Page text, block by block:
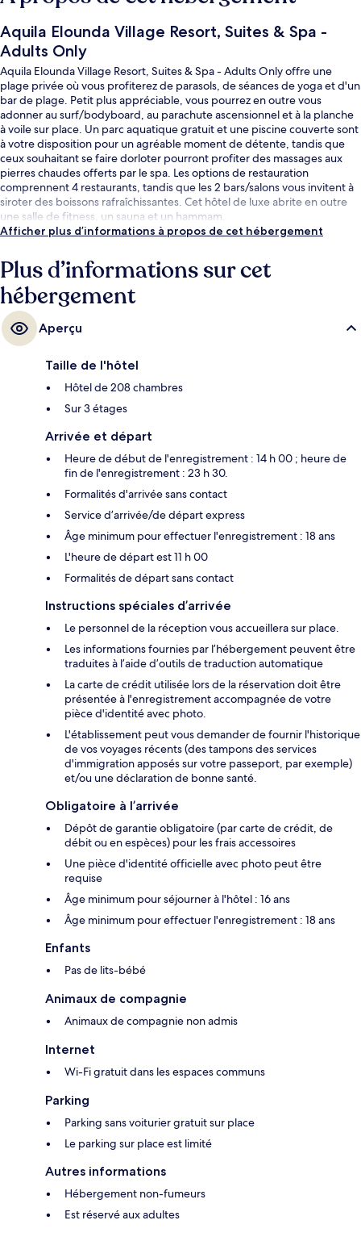
Aquila Elounda Village Resort, Suites & Spa -
Adults Only
Aquila Elounda Village Resort, Suites & Spa - Adults Only offre une
plage privée où vous profiterez de parasols, de séances de yoga et d'un
bar de plage. Petit plus appréciable, vous pourrez en outre vous
adonner au surf/bodyboard, au parachute ascensionnel et à la planche
à voile sur place. Un parc aquatique gratuit et une piscine couverte sont
à votre disposition pour un agréable moment de détente, tandis que
ceux souhaitant se faire dorloter pourront profiter des massages aux
pierres chaudes offerts par le spa. Les options de restauration
comprennent 4 restaurants, tandis que les 2 bars/salons vous invitent à
siroter des boissons rafraîchissantes. Cet hôtel de luxe abrite en outre
une salle de fitness, un sauna et un hammam.
Afficher plus d’informations à propos de cet hébergement
Plus d’informations sur cet
hébergement
Aperçu
Taille de l'hôtel
Hôtel de 208 chambres
Sur 3 étages
Arrivée et départ
Heure de début de l'enregistrement : 14 h 00 ; heure de
fin de l'enregistrement : 23 h 30.
Formalités d'arrivée sans contact
Service d’arrivée/de départ express
Âge minimum pour effectuer l'enregistrement : 18 ans
L'heure de départ est 11 h 00
Formalités de départ sans contact
Instructions spéciales d’arrivée
Le personnel de la réception vous accueillera sur place.
Les informations fournies par l’hébergement peuvent être
traduites à l’aide d’outils de traduction automatique
La carte de crédit utilisée lors de la réservation doit être
présentée à l'enregistrement accompagnée de votre
pièce d'identité avec photo.
L'établissement peut vous demander de fournir l'historique
de vos voyages récents (des tampons des services
d'immigration apposés sur votre passeport, par exemple)
et/ou une déclaration de bonne santé.
Obligatoire à l’arrivée
Dépôt de garantie obligatoire (par carte de crédit, de
débit ou en espèces) pour les frais accessoires
Une pièce d'identité officielle avec photo peut être
requise
Âge minimum pour séjourner à l'hôtel : 16 ans
Âge minimum pour effectuer l'enregistrement : 18 ans
Enfants
Pas de lits-bébé
Animaux de compagnie
Animaux de compagnie non admis
Internet
Wi-Fi gratuit dans les espaces communs
Parking
Parking sans voiturier gratuit sur place
Le parking sur place est limité
Autres informations
Hébergement non-fumeurs
Est réservé aux adultes